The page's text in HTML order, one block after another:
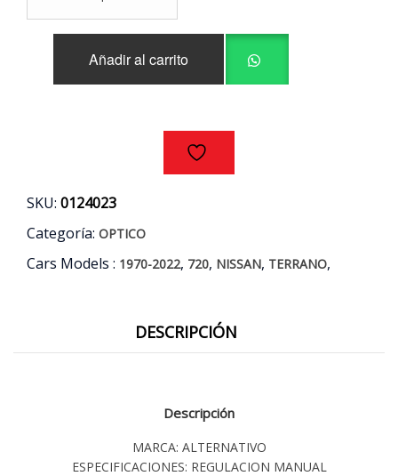
NISSAN
TERRANO
Añadir al carrito
SKU: 0124023
Categoría: OPTICO
Cars Models : 1970-2022, 720, NISSAN, TERRANO,
DESCRIPCIÓN
Descripción
MARCA: ALTERNATIVO
ESPECIFICACIONES: REGULACION MANUAL